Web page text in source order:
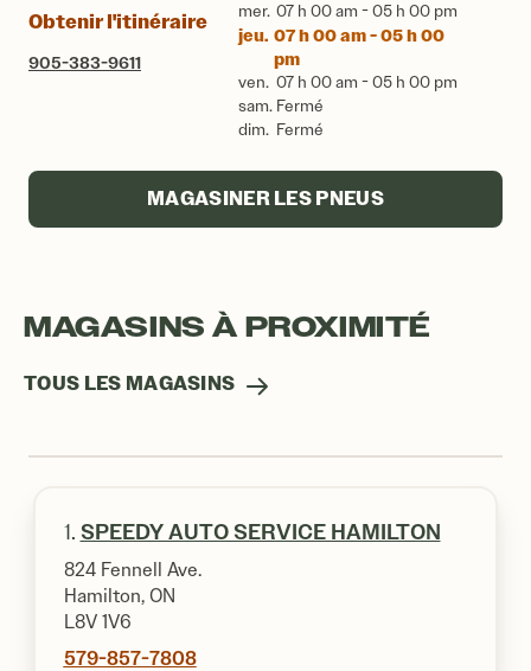
Obtenir l'itinéraire
905-383-9611
mer. 07 h 00 am - 05 h 00 pm
jeu. 07 h 00 am - 05 h 00
pm
ven. 07 h 00 am - 05 h 00 pm
sam. Fermé
dim. Fermé
MAGASINER LES PNEUS
MAGASINS À PROXIMITÉ
TOUS LES MAGASINS
1. SPEEDY AUTO SERVICE HAMILTON
824 Fennell Ave.
Hamilton, ON
L8V 1V6
579-857-7808